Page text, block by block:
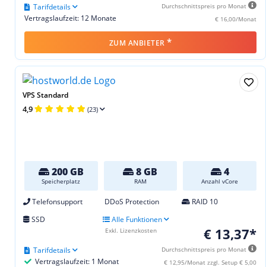
Durchschnittspreis pro Monat
€ 16,00/Monat
Vertragslaufzeit: 12 Monate
Tarifdetails
ZUM ANBIETER *
VPS Standard
4,9 (23)
200 GB
Speicherplatz
8 GB
RAM
4
Anzahl vCore
Telefonsupport DDoS Protection
RAID 10
SSD
Alle Funktionen
€ 13,37*
Durchschnittspreis pro Monat
€ 12,95/Monat zzgl. Setup € 5,00
Vertragslaufzeit: 1 Monat
Tarifdetails
Exkl. Lizenzkosten